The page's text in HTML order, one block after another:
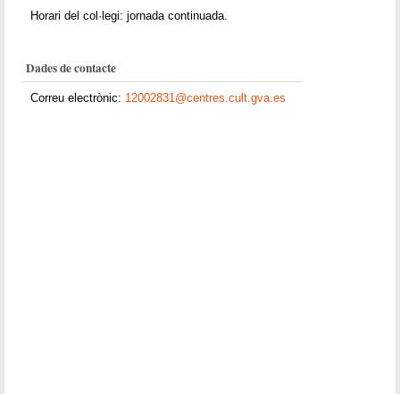
Horari del col·legi: jornada continuada.
Dades de contacte
Correu electrònic: 12002831@centres.cult.gva.es